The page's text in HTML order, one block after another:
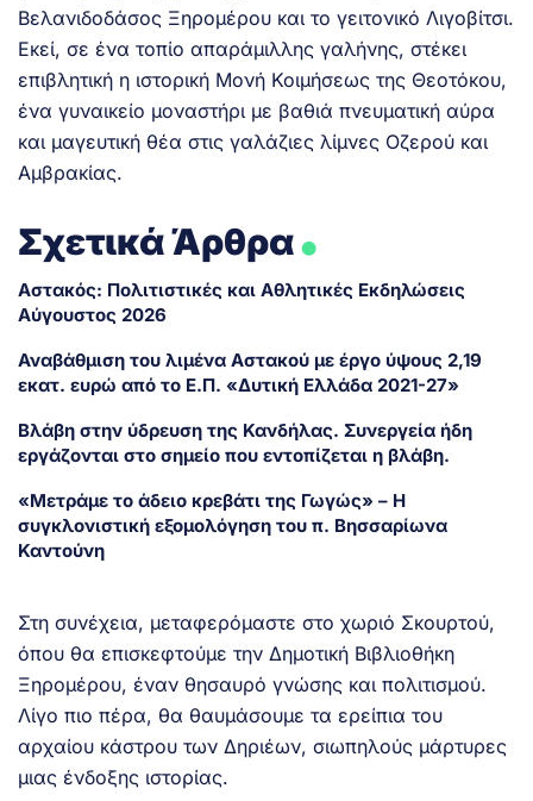
Βελανιδοδάσος Ξηρομέρου και το γειτονικό Λιγοβίτσι.
Εκεί, σε ένα τοπίο απαράμιλλης γαλήνης, στέκει
επιβλητική η ιστορική Μονή Κοιμήσεως της Θεοτόκου,
ένα γυναικείο μοναστήρι με βαθιά πνευματική αύρα
και μαγευτική θέα στις γαλάζιες λίμνες Οζερού και
Αμβρακίας.
Σχετικά Άρθρα.
Αστακός: Πολιτιστικές και Αθλητικές Εκδηλώσεις
Αύγουστος 2026
Αναβάθμιση του λιμένα Αστακού με έργο ύψους 2,19
εκατ. ευρώ από το Ε.Π. «Δυτική Ελλάδα 2021-27»
Βλάβη στην ύδρευση της Κανδήλας. Συνεργεία ήδη
εργάζονται στο σημείο που εντοπίζεται η βλάβη.
«Μετράμε το άδειο κρεβάτι της Γωγώς» – Η
συγκλονιστική εξομολόγηση του π. Βησσαρίωνα
Καντούνη
Στη συνέχεια, μεταφερόμαστε στο χωριό Σκουρτού,
όπου θα επισκεφτούμε την Δημοτική Βιβλιοθήκη
Ξηρομέρου, έναν θησαυρό γνώσης και πολιτισμού.
Λίγο πιο πέρα, θα θαυμάσουμε τα ερείπια του
αρχαίου κάστρου των Δηριέων, σιωπηλούς μάρτυρες
μιας ένδοξης ιστορίας.